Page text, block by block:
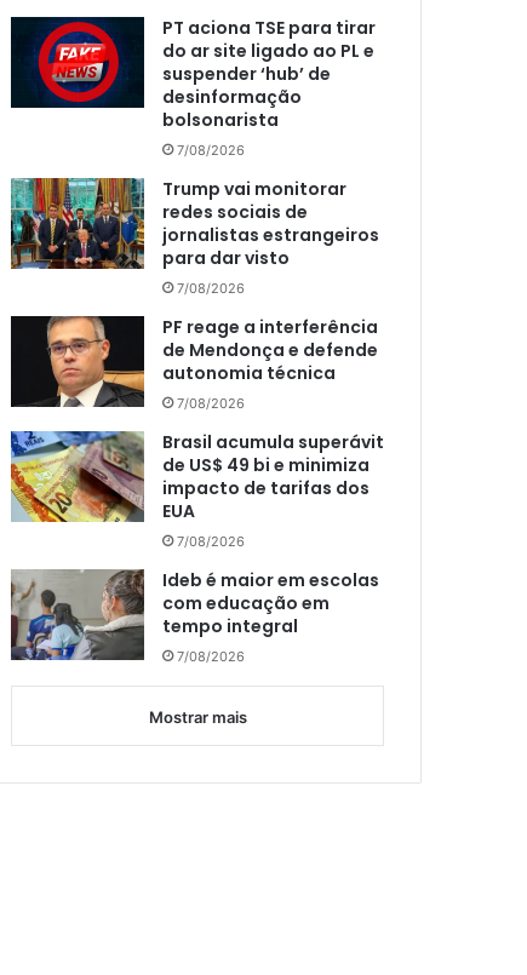
PT aciona TSE para tirar
do ar site ligado ao PL e
suspender ‘hub’ de
desinformação
bolsonarista
7/08/2026
Trump vai monitorar
redes sociais de
jornalistas estrangeiros
para dar visto
7/08/2026
PF reage a interferência
de Mendonça e defende
autonomia técnica
7/08/2026
Brasil acumula superávit
de US$ 49 bi e minimiza
impacto de tarifas dos
EUA
7/08/2026
Ideb é maior em escolas
com educação em
tempo integral
7/08/2026
Mostrar mais